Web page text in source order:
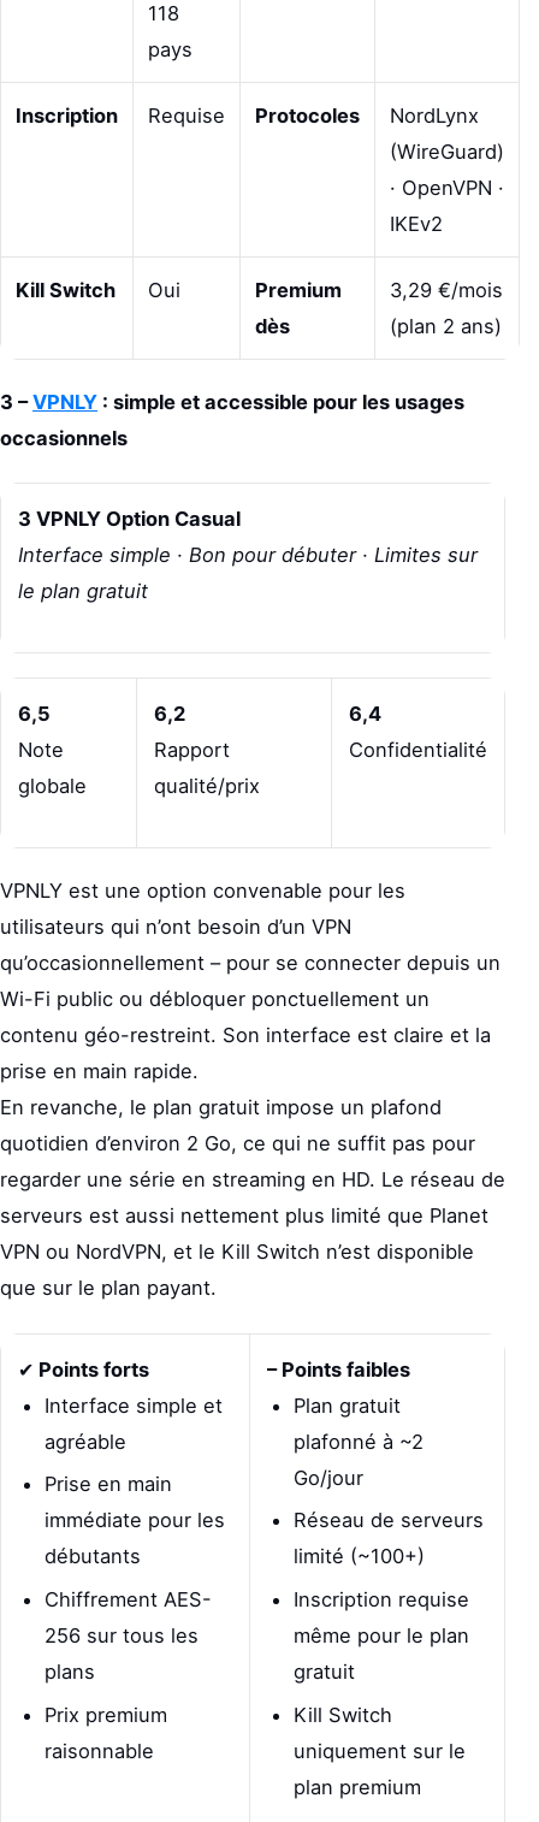
118
pays
Inscription Requise Protocoles
NordLynx
(WireGuard)
· OpenVPN ·
IKEv2
Kill Switch Oui
Premium
dès
3,29 €/mois
(plan 2 ans)
3 –VPNLY : simple et accessible pour les usages
occasionnels
3 VPNLY Option Casual
Interface simple · Bon pour débuter · Limites sur
le plan gratuit
6,5
Note
globale
6,2
Rapport
qualité/prix
6,4
Confidentialité
VPNLY est une option convenable pour les
utilisateurs qui n’ont besoin d’un VPN
qu’occasionnellement – pour se connecter depuis un
Wi-Fi public ou débloquer ponctuellement un
contenu géo-restreint. Son interface est claire et la
prise en main rapide.
En revanche, le plan gratuit impose un plafond
quotidien d’environ 2 Go, ce qui ne suffit pas pour
regarder une série en streaming en HD. Le réseau de
serveurs est aussi nettement plus limité que Planet
VPN ou NordVPN, et le Kill Switch n’est disponible
que sur le plan payant.
✔ Points forts
Interface simple et
agréable
Prise en main
immédiate pour les
débutants
Chiffrement AES-
256 sur tous les
plans
Prix premium
raisonnable
– Points faibles
Plan gratuit
plafonné à ~2
Go/jour
Réseau de serveurs
limité (~100+)
Inscription requise
même pour le plan
gratuit
Kill Switch
uniquement sur le
plan premium